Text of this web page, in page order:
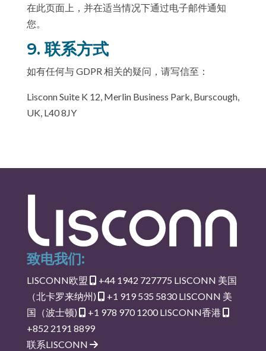
在此页面上，并在适当情况下通过电子邮件通知
您。
9. 联系方式
如有任何与 GDPR 相关的疑问，请写信至：
Lisconn Suite K 12, Merlin Business Park, Burscough,
UK, L40 8JY
致电我们:
LISCONN欧盟 +44 1942 727775 LISCONN 美国
（北卡罗来纳州)
+1 919 535 5830LISCONN 美
国（波士顿)
+1 978 970 1200LISCONN香港
+852 2191 8899
联系LISCONN